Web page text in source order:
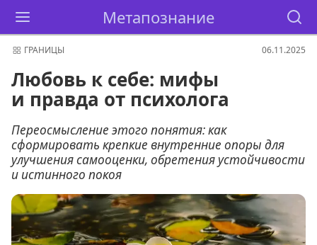
Метапознание
ГРАНИЦЫ 06.11.2025
Любовь к себе: мифы
и правда от психолога
Переосмысление этого понятия: как
сформировать крепкие внутренние опоры для
улучшения самооценки, обретения устойчивости
и истинного покоя